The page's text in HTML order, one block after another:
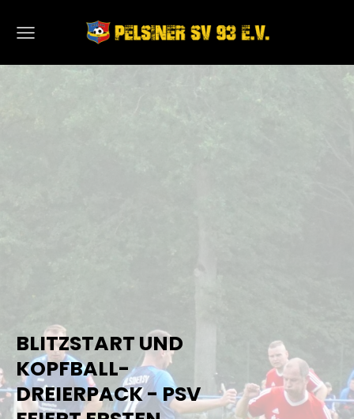
BLITZSTART UND
KOPFBALL-
DREIERPACK - PSV